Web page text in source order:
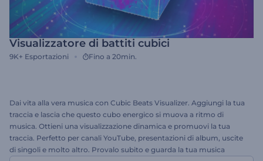
Visualizzatore di battiti cubici
9K+ Esportazioni Fino a 20min.
Dai vita alla vera musica con Cubic Beats Visualizer. Aggiungi la tua
traccia e lascia che questo cubo energico si muova a ritmo di
musica. Ottieni una visualizzazione dinamica e promuovi la tua
traccia. Perfetto per canali YouTube, presentazioni di album, uscite
di singoli e molto altro. Provalo subito e guarda la tua musica